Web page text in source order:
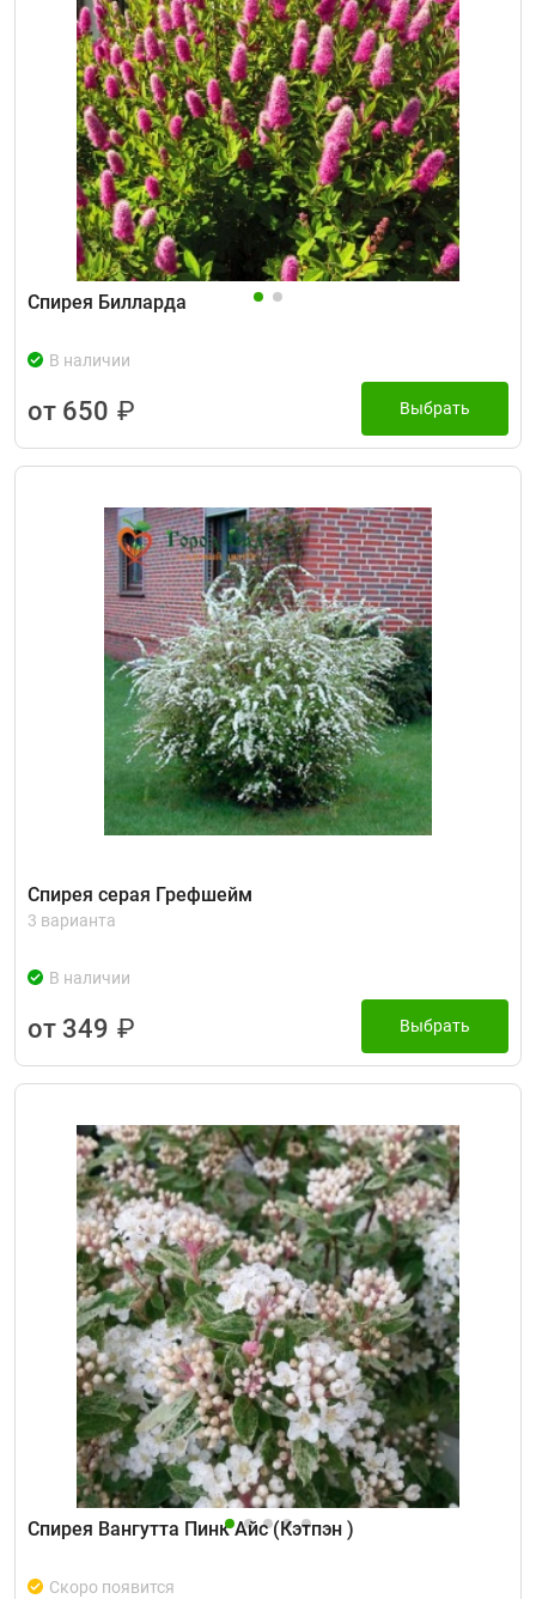
Спирея Билларда
В наличии
от 650 ₽ Выбрать
Спирея серая Грефшейм
3 варианта
В наличии
от 349 ₽ Выбрать
Спирея Вангутта Пинк Айс (Кэтпэн )
Скоро появится